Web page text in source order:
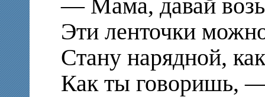
— Мама, давай
Эти ленточки
Стану нарядной,
Как ты говоришь, —